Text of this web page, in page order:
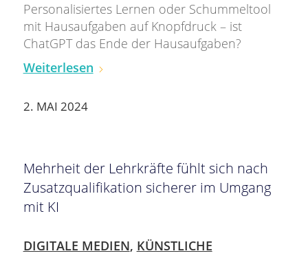
Personalisiertes Lernen oder Schummeltool
mit Hausaufgaben auf Knopfdruck – ist
ChatGPT das Ende der Hausaufgaben?
Weiterlesen
2. MAI 2024
Mehrheit der Lehrkräfte fühlt sich nach
Zusatzqualifikation sicherer im Umgang
mit KI
DIGITALE MEDIEN, KÜNSTLICHE